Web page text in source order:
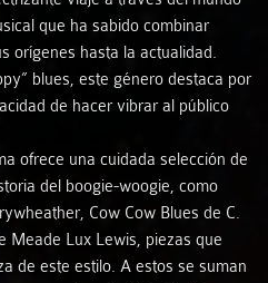
que ha sabido combinar
orígenes hasta la actualidad.
blues, este género destaca por
de hacer vibrar al público
ofrece una cuidada selección de
del boogie-woogie, como
Cow Cow Blues de C.
Meade Lux Lewis, piezas que
de este estilo. A estos se suman